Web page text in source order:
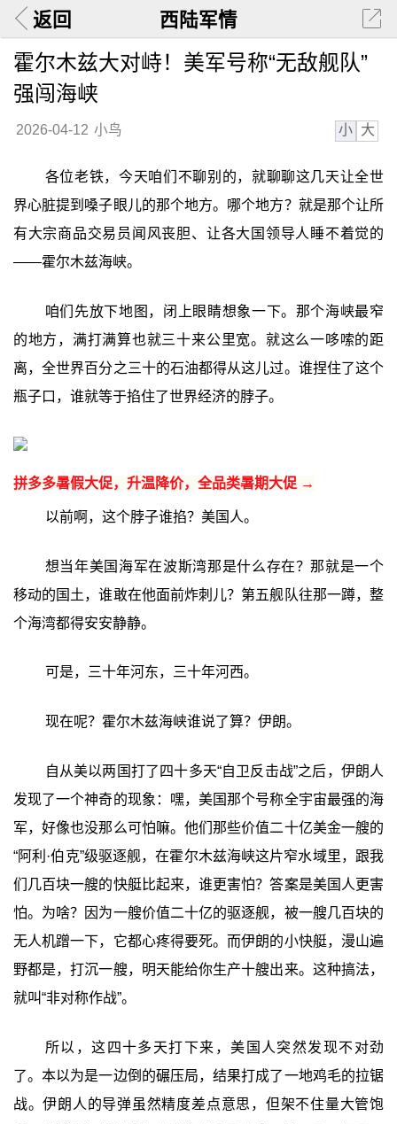
返回 西陆军情
霍尔木兹大对峙！美军号称“无敌舰队”
强闯海峡
2026-04-12 小鸟 小 大
各位老铁，今天咱们不聊别的，就聊聊这几天让全世
界心脏提到嗓子眼儿的那个地方。哪个地方？就是那个让所
有大宗商品交易员闻风丧胆、让各大国领导人睡不着觉的
——霍尔木兹海峡。
咱们先放下地图，闭上眼睛想象一下。那个海峡最窄
的地方，满打满算也就三十来公里宽。就这么一哆嗦的距
离，全世界百分之三十的石油都得从这儿过。谁捏住了这个
瓶子口，谁就等于掐住了世界经济的脖子。
拼多多暑假大促，升温降价，全品类暑期大促 →
以前啊，这个脖子谁掐？美国人。
想当年美国海军在波斯湾那是什么存在？那就是一个
移动的国土，谁敢在他面前炸刺儿？第五舰队往那一蹲，整
个海湾都得安安静静。
可是，三十年河东，三十年河西。
现在呢？霍尔木兹海峡谁说了算？伊朗。
自从美以两国打了四十多天“自卫反击战”之后，伊朗人
发现了一个神奇的现象：嘿，美国那个号称全宇宙最强的海
军，好像也没那么可怕嘛。他们那些价值二十亿美金一艘的
“阿利·伯克”级驱逐舰，在霍尔木兹海峡这片窄水域里，跟我
们几百块一艘的快艇比起来，谁更害怕？答案是美国人更害
怕。为啥？因为一艘价值二十亿的驱逐舰，被一艘几百块的
无人机蹭一下，它都心疼得要死。而伊朗的小快艇，漫山遍
野都是，打沉一艘，明天能给你生产十艘出来。这种搞法，
就叫“非对称作战”。
所以，这四十多天打下来，美国人突然发现不对劲
了。本以为是一边倒的碾压局，结果打成了一地鸡毛的拉锯
战。伊朗人的导弹虽然精度差点意思，但架不住量大管饱